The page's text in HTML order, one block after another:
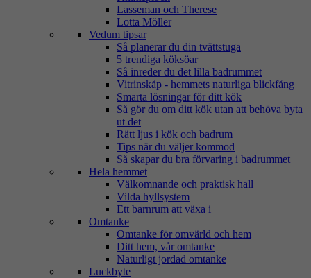
Lasseman och Therese
Lotta Möller
Vedum tipsar
Så planerar du din tvättstuga
5 trendiga köksöar
Så inreder du det lilla badrummet
Vitrinskåp - hemmets naturliga blickfång
Smarta lösningar för ditt kök
Så gör du om ditt kök utan att behöva byta
ut det
Rätt ljus i kök och badrum
Tips när du väljer kommod
Så skapar du bra förvaring i badrummet
Hela hemmet
Välkomnande och praktisk hall
Vilda hyllsystem
Ett barnrum att växa i
Omtanke
Omtanke för omvärld och hem
Ditt hem, vår omtanke
Naturligt jordad omtanke
Luckbyte